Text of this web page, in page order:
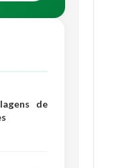
de